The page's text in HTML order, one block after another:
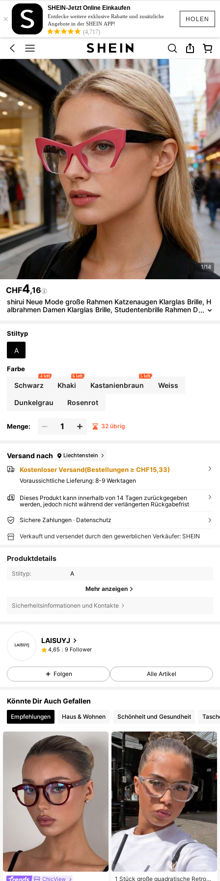
HOLEN
×
SHEIN-Jetzt Online Einkaufen
Entdecke weitere exklusive Rabatte und zusätzliche
Angebote in der SHEIN APP!
(4,717)
1/14
CHF4,16
shirui Neue Mode große Rahmen Katzenaugen Klarglas Brille, H
albrahmen Damen Klarglas Brille, Studentenbrille Rahmen D
Stiltyp
A
Farbe
Schwarz
4 left
Khaki
6 left
Kastanienbraun
5 left
Weiss
Dunkelgrau Rosenrot
Menge: 32 übrig
Versand nach Liechtenstein
Kostenloser Versand(Bestellungen ≥ CHF15,33)
Voraussichtliche Lieferung: 8-9 Werktagen
Dieses Produkt kann innerhalb von 14 Tagen zurückgegeben
werden, jedoch nicht während der verlängerten Rückgabefrist
Sichere Zahlungen · Datenschutz
Verkauft und versendet durch den gewerblichen Verkäufer: SHEIN
Produktdetails
Stiltyp: A
Mehr anzeigen
Sicherheitsinformationen und Kontakte
LAISUYJ
4,65 9 Follower
Folgen Alle Artikel
Könnte Dir Auch Gefallen
Empfehlungen Haus & Wohnen Schönheit und Gesundheit
ChicView
1 Stück große quadratische Retro-B